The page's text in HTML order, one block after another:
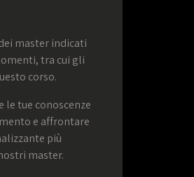
master indicati
tra cui gli
corso.
le tue conoscenze
e affrontare
più
master.